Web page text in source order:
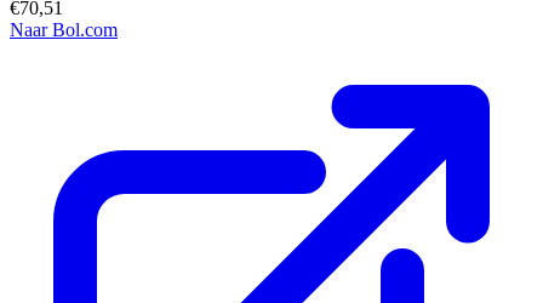
€70,51
Naar Bol.com